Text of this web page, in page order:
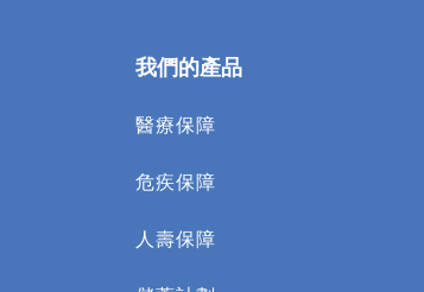
我們的產品
醫療保障
危疾保障
人壽保障